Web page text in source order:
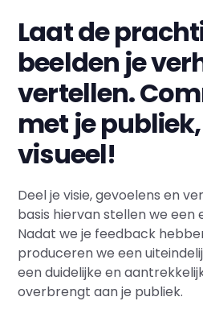
Laat de
beelden je
vertellen.
met je
visueel!
Deel je visie, gevoelens en
basis hiervan stellen we
Nadat we je feedback
produceren we een
een duidelijke en
overbrengt aan je publiek.